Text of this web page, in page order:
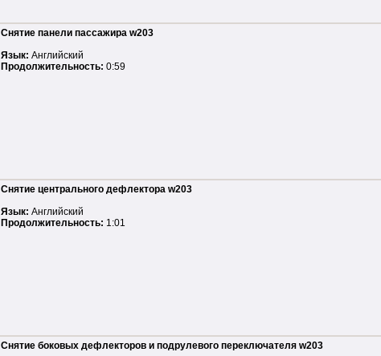
Снятие панели пассажира w203
Язык: Английский
Продолжительность: 0:59
Снятие центрального дефлектора w203
Язык: Английский
Продолжительность: 1:01
Снятие боковых дефлекторов и подрулевого переключателя w203